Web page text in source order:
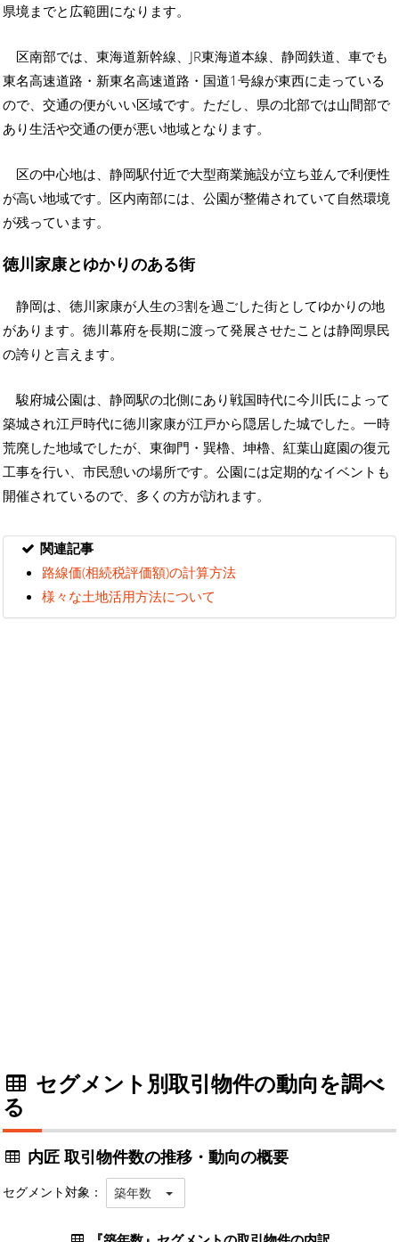
県境までと広範囲になります。
区南部では、東海道新幹線、JR東海道本線、静岡鉄道、車でも
東名高速道路・新東名高速道路・国道1号線が東西に走っている
ので、交通の便がいい区域です。ただし、県の北部では山間部で
あり生活や交通の便が悪い地域となります。
区の中心地は、静岡駅付近で大型商業施設が立ち並んで利便性
が高い地域です。区内南部には、公園が整備されていて自然環境
が残っています。
徳川家康とゆかりのある街
静岡は、徳川家康が人生の3割を過ごした街としてゆかりの地
があります。徳川幕府を長期に渡って発展させたことは静岡県民
の誇りと言えます。
駿府城公園は、静岡駅の北側にあり戦国時代に今川氏によって
築城され江戸時代に徳川家康が江戸から隠居した城でした。一時
荒廃した地域でしたが、東御門・巽櫓、坤櫓、紅葉山庭園の復元
工事を行い、市民憩いの場所です。公園には定期的なイベントも
開催されているので、多くの方が訪れます。
関連記事
路線価(相続税評価額)の計算方法
様々な土地活用方法について
セグメント別取引物件の動向を調べ
る
内匠 取引物件数の推移・動向の概要
セグメント対象： 築年数